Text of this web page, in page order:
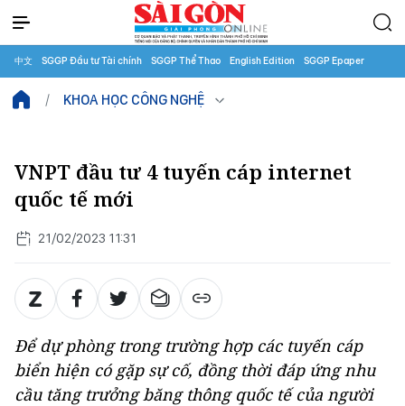
中文 SGGP Đầu tư Tài chính SGGP Thể Thao English Edition SGGP Epaper
KHOA HỌC CÔNG NGHỆ
VNPT đầu tư 4 tuyến cáp internet
quốc tế mới
21/02/2023 11:31
Để dự phòng trong trường hợp các tuyến cáp
biển hiện có gặp sự cố, đồng thời đáp ứng nhu
cầu tăng trưởng băng thông quốc tế của người